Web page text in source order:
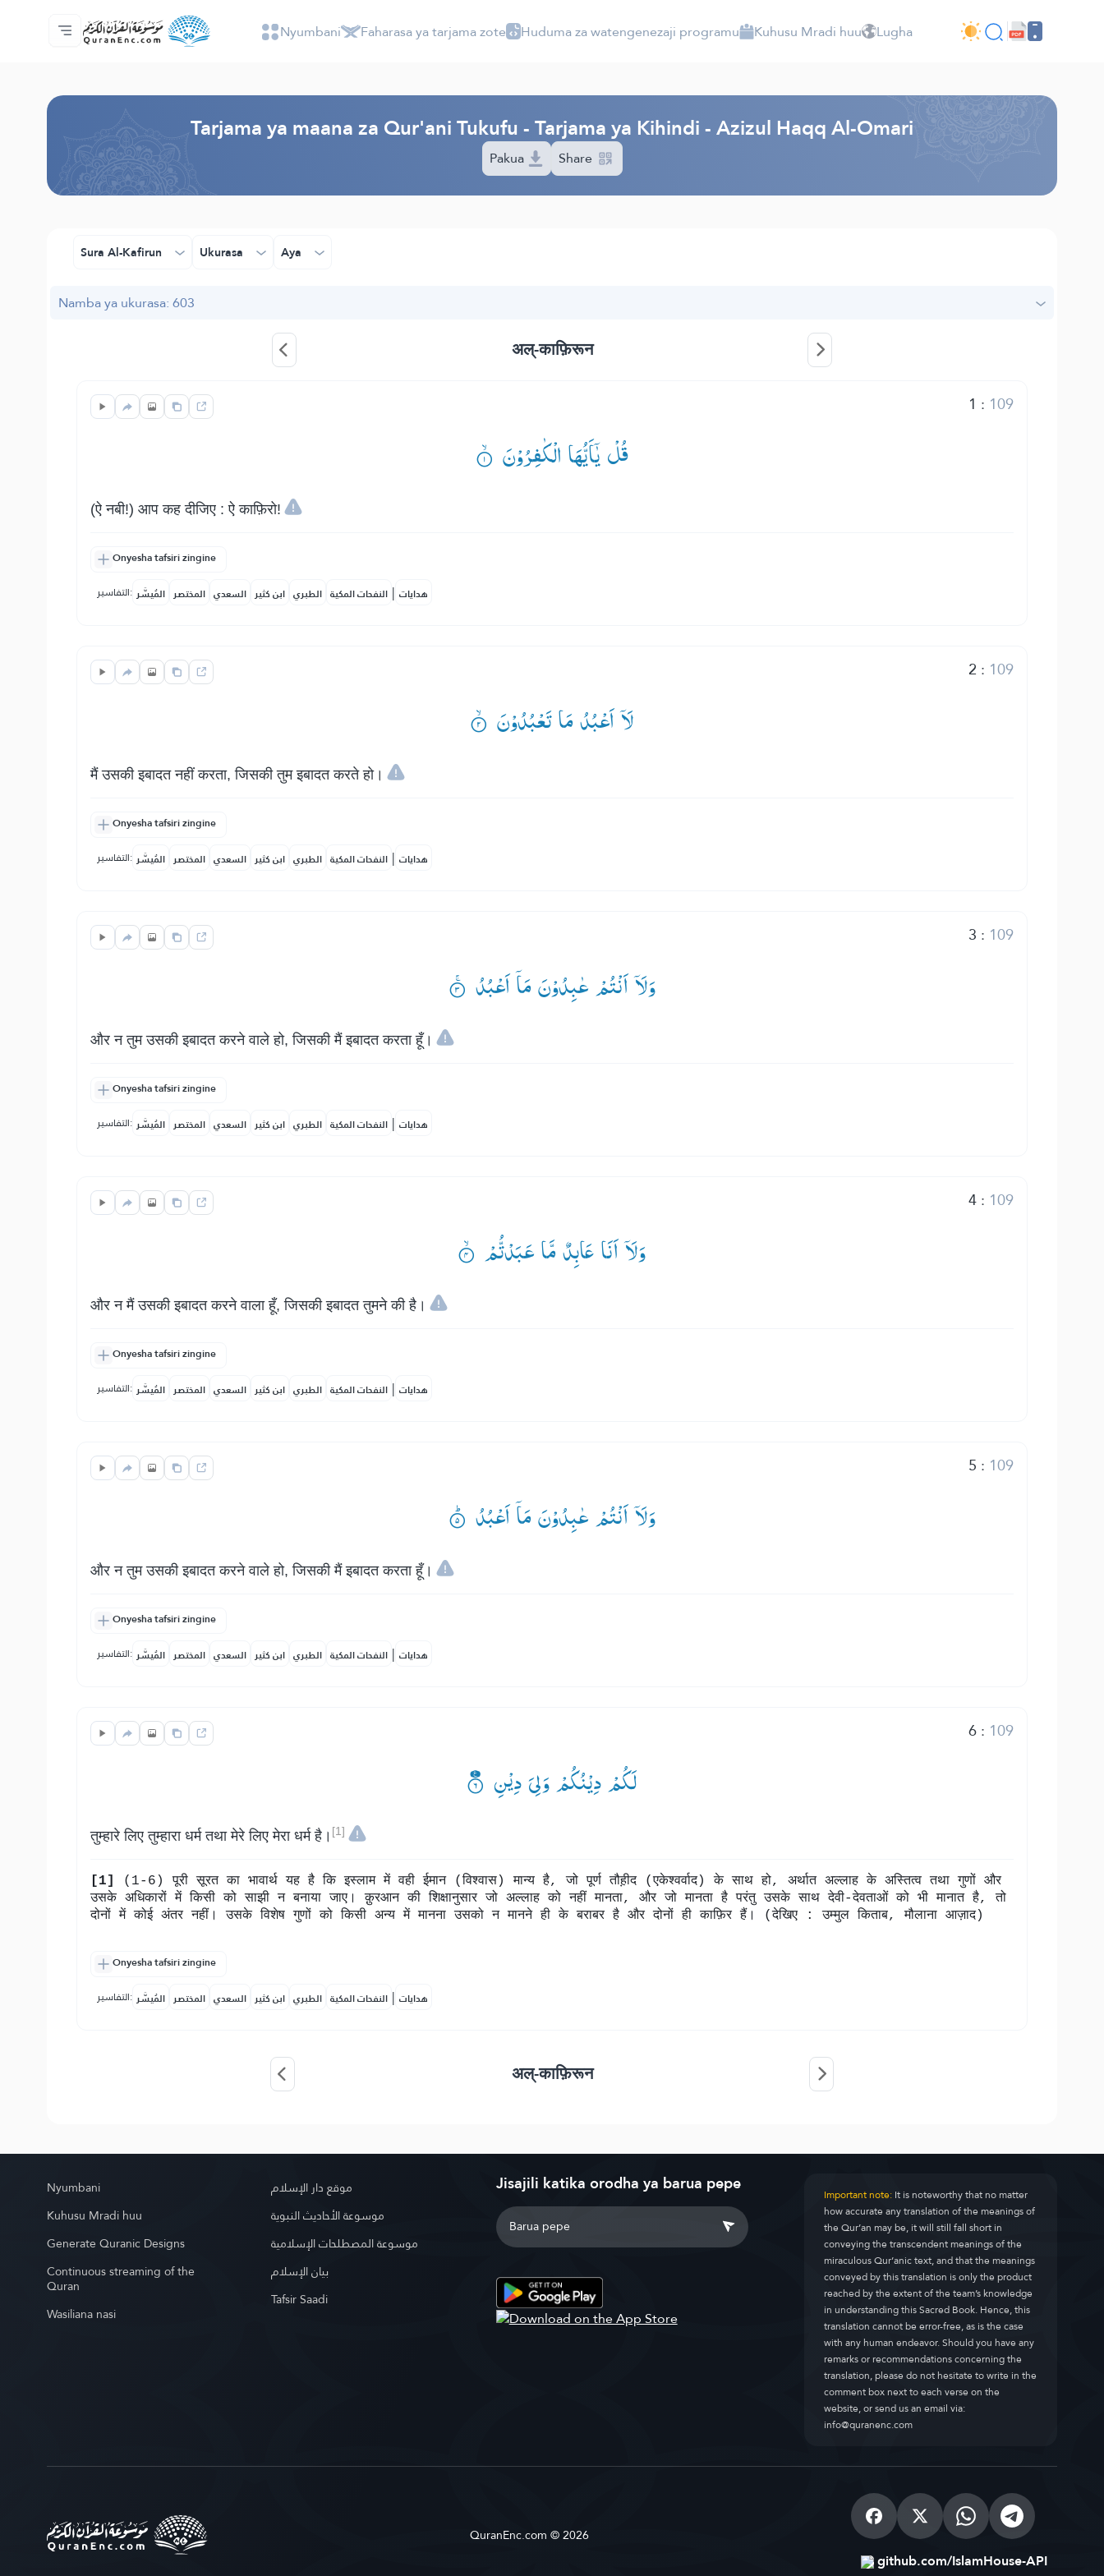
Nyumbani
Faharasa ya tarjama zote
Audio
Huduma za watengenezaji programu - API
Kuhusu Mradi huu
Wasiliana nasi
Lugha Nyumbani Faharasa ya tarjama zote Huduma za watengenezaji programu Kuhusu Mradi huu Lugha
Tarjama ya maana za Qur'ani Tukufu - Tarjama ya Kihindi - Azizul Haqq Al-Omari
Pakua Share
Sura Al-Kafirun Ukurasa Aya
Namba ya ukurasa: 603
अल्-काफ़िरून
1 : 109
قُلْ یٰۤاَیُّهَا الْكٰفِرُوْنَ ۟ۙ
(ऐ नबी!) आप कह दीजिए : ऐ काफ़िरो!
Onyesha tafsiri zingine
التفاسير: المُيسَّر المختصر السعدي ابن كثير الطبري النفحات المكية | هدايات
2 : 109
لَاۤ اَعْبُدُ مَا تَعْبُدُوْنَ ۟ۙ
मैं उसकी इबादत नहीं करता, जिसकी तुम इबादत करते हो।
Onyesha tafsiri zingine
التفاسير: المُيسَّر المختصر السعدي ابن كثير الطبري النفحات المكية | هدايات
3 : 109
وَلَاۤ اَنْتُمْ عٰبِدُوْنَ مَاۤ اَعْبُدُ ۟ۚ
और न तुम उसकी इबादत करने वाले हो, जिसकी मैं इबादत करता हूँ।
Onyesha tafsiri zingine
التفاسير: المُيسَّر المختصر السعدي ابن كثير الطبري النفحات المكية | هدايات
4: 109
وَلَاۤ اَنَا عَابِدٌ مَّا عَبَدْتُّمْ ۟ۙ
और न मैं उसकी इबादत करने वाला हूँ, जिसकी इबादत तुमने की है।
Onyesha tafsiri zingine
التفاسير: المُيسَّر المختصر السعدي ابن كثير الطبري النفحات المكية | هدايات
5 : 109
وَلَاۤ اَنْتُمْ عٰبِدُوْنَ مَاۤ اَعْبُدُ ۟ؕ
और न तुम उसकी इबादत करने वाले हो, जिसकी मैं इबादत करता हूँ।
Onyesha tafsiri zingine
التفاسير: المُيسَّر المختصر السعدي ابن كثير الطبري النفحات المكية | هدايات
6: 109
لَكُمْ دِیْنُكُمْ وَلِیَ دِیْنِ ۟۠
तुम्हारे लिए तुम्हारा धर्म तथा मेरे लिए मेरा धर्म है। [1]
[1]
(1-6) पूरी सूरत का भावार्थ यह है कि इस्लाम में वही ईमान (विश्वास) मान्य है, जो पूर्ण तौह़ीद (एकेश्वर्वाद) के साथ हो, अर्थात अल्लाह के अस्तित्व तथा गुणों और
उसके अधिकारों में किसी को साझी न बनाया जाए। क़ुरआन की शिक्षानुसार जो अल्लाह को नहीं मानता, और जो मानता है परंतु उसके साथ देवी-देवताओं को भी मानात है, तो
दोनों में कोई अंतर नहीं। उसके विशेष गुणों को किसी अन्य में मानना उसको न मानने ही के बराबर है और दोनों ही काफ़िर हैं। (देखिए : उम्मुल किताब, मौलाना आज़ाद)
Onyesha tafsiri zingine
التفاسير: المُيسَّر المختصر السعدي ابن كثير الطبري النفحات المكية | هدايات
अल्-काफ़िरून
Nyumbani
Kuhusu Mradi huu
Generate Quranic Designs
Continuous streaming of the
Quran
Wasiliana nasi
موقع دار الإسلام
موسوعة الأحاديث النبوية
موسوعة المصطلحات الإسلامية
بيان الإسلام
Tafsir Saadi
Jisajili katika orodha ya barua pepe Important note:It is noteworthy that no matter
how accurate any translation of the meanings of
the Qur’an may be, it will still fall short in
conveying the transcendent meanings of the
miraculous Qur’anic text, and that the meanings
conveyed by this translation is only the product
reached by the extent of the team’s knowledge
in understanding this Sacred Book. Hence, this
translation cannot be error-free, as is the case
with any human endeavor. Should you have any
remarks or recommendations concerning the
translation, please do not hesitate to write in the
comment box next to each verse on the
website, or send us an email via:
info@quranenc.com
QuranEnc.com © 2026
github.com/IslamHouse-API